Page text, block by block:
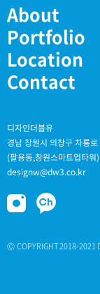
About
Portfolio
Location
Contact
디자인더블유
경남 창원시 의창구 차룡
(팔용동,창원스마트업타워)
designw@dw3.co.kr
ⓒcopyright 2018-